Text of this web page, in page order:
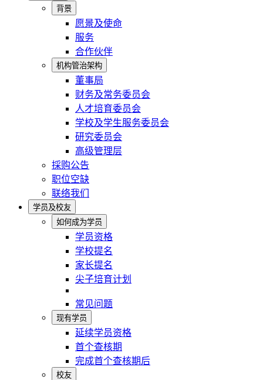
背景
愿景及使命
服务
合作伙伴
机构管治架构
董事局
财务及常务委员会
人才培育委员会
学校及学生服务委员会
研究委员会
高级管理层
採购公告
职位空缺
联络我们
学员及校友
如何成为学员
学员资格
学校提名
家长提名
尖子培育计划
常见问题
现有学员
延续学员资格
首个查核期
完成首个查核期后
校友